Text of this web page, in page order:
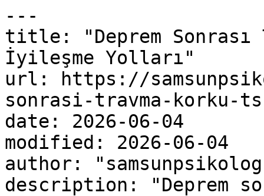
---
title: "Deprem Sonrası
İyileşme Yolları"
url: https://
sonrasi-travma-
date: 2026-06-04
modified: 2026-06-04
author:
description: "Deprem